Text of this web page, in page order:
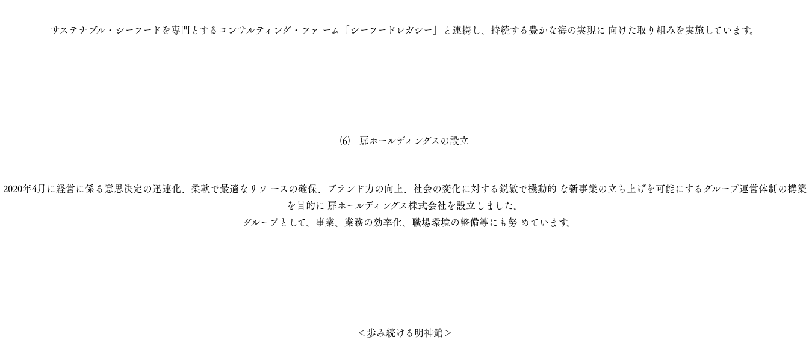
サステナブル・シーフードを専門とするコンサルティング・ファ ーム「シーフードレガシー」と連携し、持続する豊かな海の実現に 向けた取り組みを実施しています。
⑹ 扉ホールディングスの設立
2020年4月に経営に係る意思決定の迅速化、柔軟で最適なリソ ースの確保、ブランド力の向上、社会の変化に対する鋭敏で機動的 な新事業の立ち上げを可能にするグループ運営体制の構築
を目的に 扉ホールディングス株式会社を設立しました。
グループとして、事業、業務の効率化、職場環境の整備等にも努 めています。
＜歩み続ける明神館＞